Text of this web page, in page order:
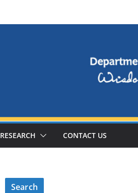
RESEARCH CONTACT US
Search